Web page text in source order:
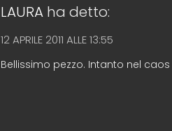
LAURA ha detto:
12 APRILE 2011 ALLE 13:55
Bellissimo pezzo. Intanto nel